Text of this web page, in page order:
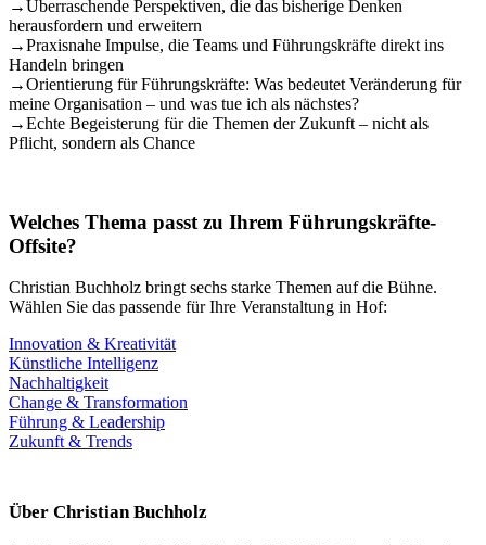
→Überraschende Perspektiven, die das bisherige Denken
herausfordern und erweitern
→Praxisnahe Impulse, die Teams und Führungskräfte direkt ins
Handeln bringen
→Orientierung für Führungskräfte: Was bedeutet Veränderung für
meine Organisation – und was tue ich als nächstes?
→Echte Begeisterung für die Themen der Zukunft – nicht als
Pflicht, sondern als Chance
Welches Thema passt zu Ihrem Führungskräfte-
Offsite?
Christian Buchholz bringt sechs starke Themen auf die Bühne.
Wählen Sie das passende für Ihre Veranstaltung in Hof:
Innovation & Kreativität
Künstliche Intelligenz
Nachhaltigkeit
Change & Transformation
Führung & Leadership
Zukunft & Trends
Über Christian Buchholz